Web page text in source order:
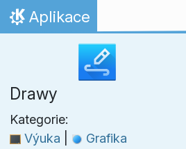
Přejít na obsah
Domů
Aplikace
Drawy
Kategorie:
Výuka
Grafika